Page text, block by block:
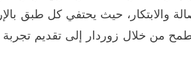
والابتكار، حيث يحتفي كل طبق
من خلال زوردار إلى تقديم